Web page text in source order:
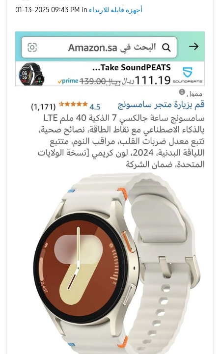
‎01-13-2025 09:43 PM in أجهزة قابلة للارتداء